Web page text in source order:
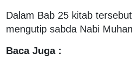
Dalam Bab 25 kitab
mengutip sabda Nabi
Baca Juga :